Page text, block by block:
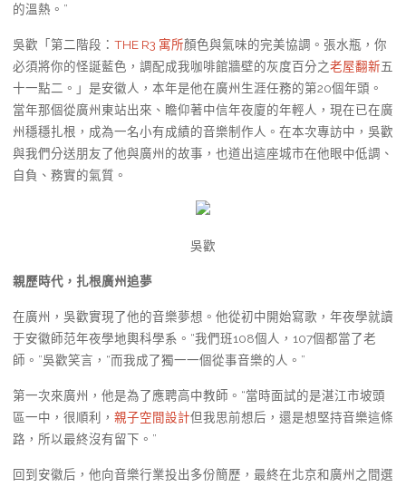
的溫熱。”
吳歡「第二階段： THE R3 寓所顏色與氣味的完美協調。張水瓶，你
必須將你的怪誕藍色，調配成我咖啡館牆壁的灰度百分之老屋翻新五
十一點二。」是安徽人，本年是他在廣州生涯任務的第20個年頭。
當年那個從廣州東站出來、瞻仰著中信年夜廈的年輕人，現在已在廣
州穩穩扎根，成為一名小有成績的音樂制作人。在本次專訪中，吳歡
與我們分送朋友了他與廣州的故事，也道出這座城市在他眼中低調、
自負、務實的氣質。
吳歡
親歷時代，扎根廣州追夢
在廣州，吳歡實現了他的音樂夢想。他從初中開始寫歌，年夜學就讀
于安徽師范年夜學地輿科學系。“我們班108個人，107個都當了老
師。”吳歡笑言，“而我成了獨一一個從事音樂的人。”
第一次來廣州，他是為了應聘高中教師。“當時面試的是湛江市坡頭
區一中，很順利， 親子空間設計但我思前想后，還是想堅持音樂這條
路，所以最終沒有留下。”
回到安徽后，他向音樂行業投出多份簡歷，最終在北京和廣州之間選